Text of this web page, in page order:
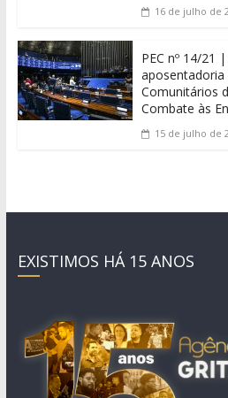
16 de julho de
PEC nº 14/21
aposentadoria
Comunitários
Combate às
15 de julho de
EXISTIMOS HÁ 15 ANOS